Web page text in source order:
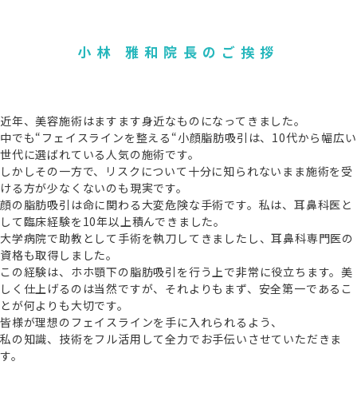
小林 雅和院長の ご挨拶
近年、美容施術はますます身近なものになってきました。
中でも“フェイスラインを整える“小顔脂肪吸引は、10代から幅広い
世代に選ばれている人気の施術です。
しかしその一方で、リスクについて十分に知られないまま施術を受
ける方が少なくないのも現実です。
顔の脂肪吸引は命に関わる大変危険な手術です。私は、耳鼻科医と
して臨床経験を10年以上積んできました。
大学病院で助教として手術を執刀してきましたし、耳鼻科専門医の
資格も取得しました。
この経験は、ホホ顎下の脂肪吸引を行う上で非常に役立ちます。美
しく仕上げるのは当然ですが、それよりもまず、安全第一であるこ
とが何よりも大切です。
皆様が理想のフェイスラインを手に入れられるよう、
私の知識、技術をフル活用して全力でお手伝いさせていただきま
す。